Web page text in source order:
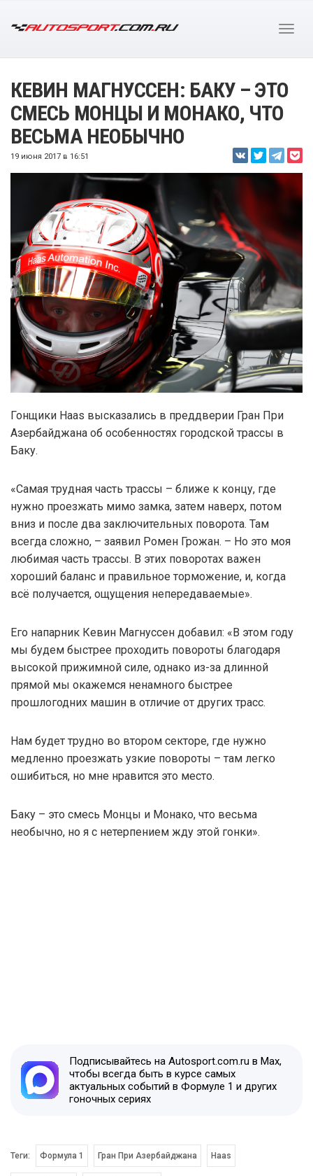
КЕВИН МАГНУССЕН: БАКУ – ЭТО
СМЕСЬ МОНЦЫ И МОНАКО, ЧТО
ВЕСЬМА НЕОБЫЧНО
19 июня 2017 в 16:51
Гонщики Haas высказались в преддверии Гран При
Азербайджана об особенностях городской трассы в
Баку.
«Самая трудная часть трассы – ближе к концу, где
нужно проезжать мимо замка, затем наверх, потом
вниз и после два заключительных поворота. Там
всегда сложно, – заявил Ромен Грожан. – Но это моя
любимая часть трассы. В этих поворотах важен
хороший баланс и правильное торможение, и, когда
всё получается, ощущения непередаваемые».
Его напарник Кевин Магнуссен добавил: «В этом году
мы будем быстрее проходить повороты благодаря
высокой прижимной силе, однако из-за длинной
прямой мы окажемся ненамного быстрее
прошлогодних машин в отличие от других трасс.
Нам будет трудно во втором секторе, где нужно
медленно проезжать узкие повороты – там легко
ошибиться, но мне нравится это место.
Баку – это смесь Монцы и Монако, что весьма
необычно, но я с нетерпением жду этой гонки».
Подписывайтесь на Autosport.com.ru в Max,
чтобы всегда быть в курсе самых
актуальных событий в Формуле 1 и других
гоночных сериях
Теги: Формула 1 Гран При Азербайджана Haas